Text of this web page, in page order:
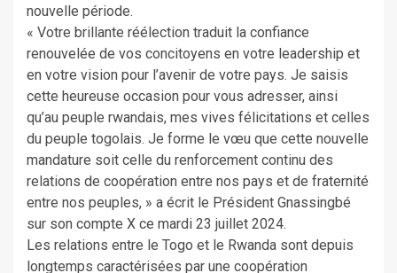
nouvelle période.
« Votre brillante réélection traduit la confiance
renouvelée de vos concitoyens en votre leadership et
en votre vision pour l’avenir de votre pays. Je saisis
cette heureuse occasion pour vous adresser, ainsi
qu’au peuple rwandais, mes vives félicitations et celles
du peuple togolais. Je forme le vœu que cette nouvelle
mandature soit celle du renforcement continu des
relations de coopération entre nos pays et de fraternité
entre nos peuples, » a écrit le Président Gnassingbé
sur son compte X ce mardi 23 juillet 2024.
Les relations entre le Togo et le Rwanda sont depuis
longtemps caractérisées par une coopération